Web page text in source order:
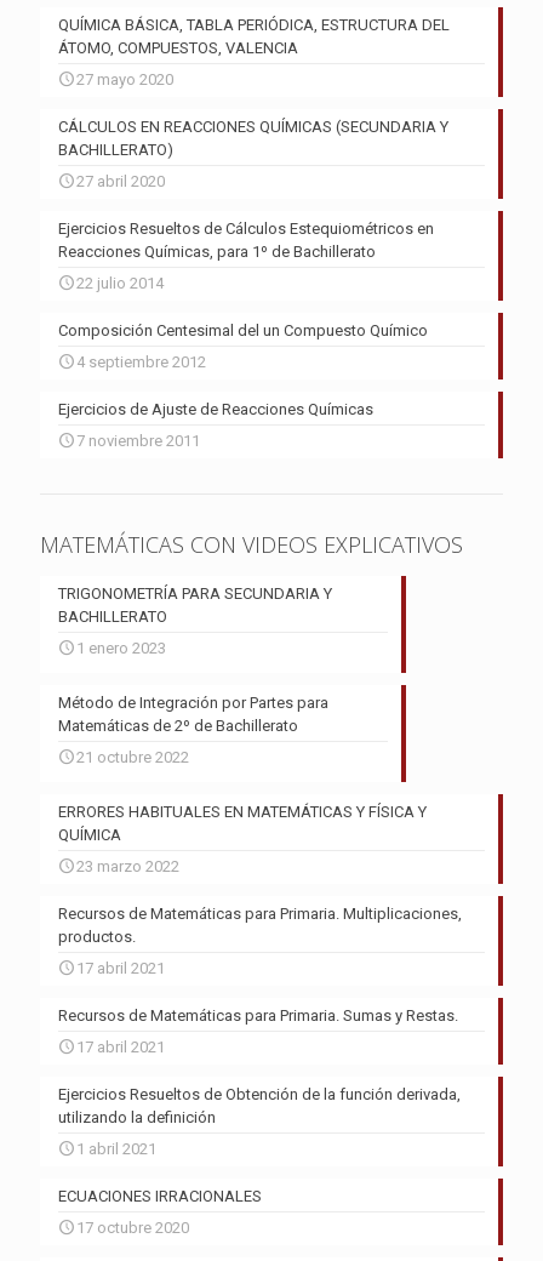
QUÍMICA BÁSICA, TABLA PERIÓDICA, ESTRUCTURA DEL
ÁTOMO, COMPUESTOS, VALENCIA
27 mayo 2020
CÁLCULOS EN REACCIONES QUÍMICAS (SECUNDARIA Y
BACHILLERATO)
27 abril 2020
Ejercicios Resueltos de Cálculos Estequiométricos en
Reacciones Químicas, para 1º de Bachillerato
22 julio 2014
Composición Centesimal del un Compuesto Químico
4 septiembre 2012
Ejercicios de Ajuste de Reacciones Químicas
7 noviembre 2011
MATEMÁTICAS CON VIDEOS EXPLICATIVOS
TRIGONOMETRÍA PARA SECUNDARIA Y
BACHILLERATO
1 enero 2023
Método de Integración por Partes para
Matemáticas de 2º de Bachillerato
21 octubre 2022
ERRORES HABITUALES EN MATEMÁTICAS Y FÍSICA Y
QUÍMICA
23 marzo 2022
Recursos de Matemáticas para Primaria. Multiplicaciones,
productos.
17 abril 2021
Recursos de Matemáticas para Primaria. Sumas y Restas.
17 abril 2021
Ejercicios Resueltos de Obtención de la función derivada,
utilizando la definición
1 abril 2021
ECUACIONES IRRACIONALES
17 octubre 2020